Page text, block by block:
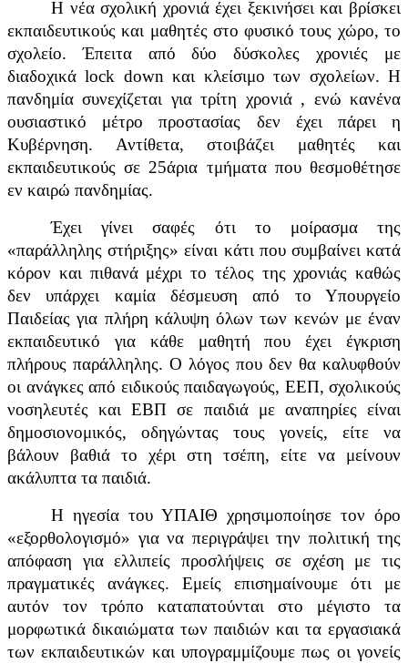
Η νέα σχολική χρονιά έχει ξεκινήσει και βρίσκει
εκπαιδευτικούς και μαθητές στο φυσικό τους χώρο, το
σχολείο. Έπειτα από δύο δύσκολες χρονιές με
διαδοχικά lock down και κλείσιμο των σχολείων. Η
πανδημία συνεχίζεται για τρίτη χρονιά , ενώ κανένα
ουσιαστικό μέτρο προστασίας δεν έχει πάρει η
Κυβέρνηση. Αντίθετα, στοιβάζει μαθητές και
εκπαιδευτικούς σε 25άρια τμήματα που θεσμοθέτησε
εν καιρώ πανδημίας.
Έχει γίνει σαφές ότι το μοίρασμα της
«παράλληλης στήριξης» είναι κάτι που συμβαίνει κατά
κόρον και πιθανά μέχρι το τέλος της χρονιάς καθώς
δεν υπάρχει καμία δέσμευση από το Υπουργείο
Παιδείας για πλήρη κάλυψη όλων των κενών με έναν
εκπαιδευτικό για κάθε μαθητή που έχει έγκριση
πλήρους παράλληλης. Ο λόγος που δεν θα καλυφθούν
οι ανάγκες από ειδικούς παιδαγωγούς, ΕΕΠ, σχολικούς
νοσηλευτές και ΕΒΠ σε παιδιά με αναπηρίες είναι
δημοσιονομικός, οδηγώντας τους γονείς, είτε να
βάλουν βαθιά το χέρι στη τσέπη, είτε να μείνουν
ακάλυπτα τα παιδιά.
Η ηγεσία του ΥΠΑΙΘ χρησιμοποίησε τον όρο
«εξορθολογισμό» για να περιγράψει την πολιτική της
απόφαση για ελλιπείς προσλήψεις σε σχέση με τις
πραγματικές ανάγκες. Εμείς επισημαίνουμε ότι με
αυτόν τον τρόπο καταπατούνται στο μέγιστο τα
μορφωτικά δικαιώματα των παιδιών και τα εργασιακά
των εκπαιδευτικών και υπογραμμίζουμε πως οι γονείς